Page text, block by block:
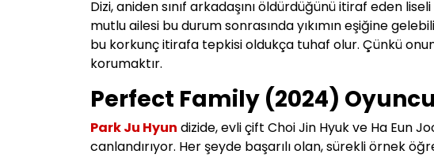
Dizi, aniden sınıf arkadaşını öldürdüğünü itiraf eden
mutlu ailesi bu durum sonrasında yıkımın eşiğine
bu korkunç itirafa tepkisi oldukça tuhaf olur. Çünkü
korumaktır.
Perfect Family (2024)
Park Ju Hyun dizide, evli çift Choi Jin Hyuk ve Ha Eun
canlandırıyor. Her şeyde başarılı olan, sürekli örnek